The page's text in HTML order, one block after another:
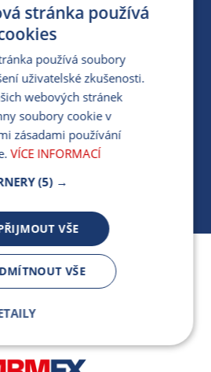
ARMEX a členem Asociace
dodavatelů energií.
PRO MÉDIA
KE STÁVAJÍCÍ SMLOUVĚ
412 154 154
PÁ 7:30-17:00
stránka používá
používá soubory
uživatelské zkušenosti.
webových stránek
soubory cookie v
zásadami používání
VÍCE INFORMACÍ
(5) →
VŠE
VŠE
Výkonnostní